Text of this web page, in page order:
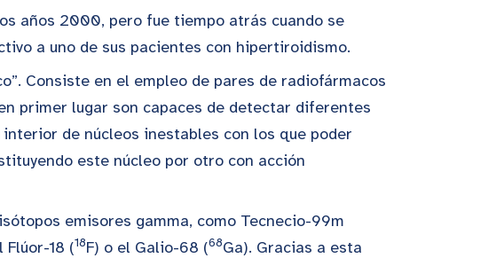
años 2000, pero fue tiempo atrás cuando se
a uno de sus pacientes con hipertiroidismo.
Consiste en el empleo de pares de radiofármacos
primer lugar son capaces de detectar diferentes
de núcleos inestables con los que poder
este núcleo por otro con acción
emisores gamma, como Tecnecio-99m
18 (18F) o el Galio-68 (68Ga). Gracias a esta